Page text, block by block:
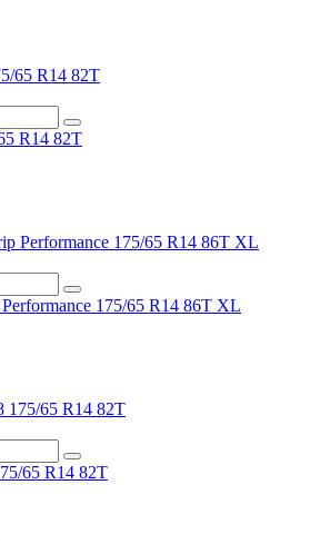
R14 82T
175/65 R14 86T XL
65 R14 82T